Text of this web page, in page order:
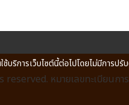
หมายเลขทะเบียนกา
บริการเว็บไซต์นี้ต่อไปโดยไม่มีการป